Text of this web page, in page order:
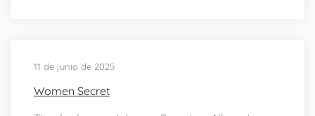
11 de junio de 2025
Women Secret